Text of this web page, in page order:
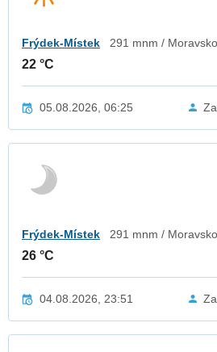
Frýdek-Místek 291 mnm /
22 °C
05.08.2026, 06:25
Frýdek-Místek 291 mnm /
26 °C
04.08.2026, 23:51